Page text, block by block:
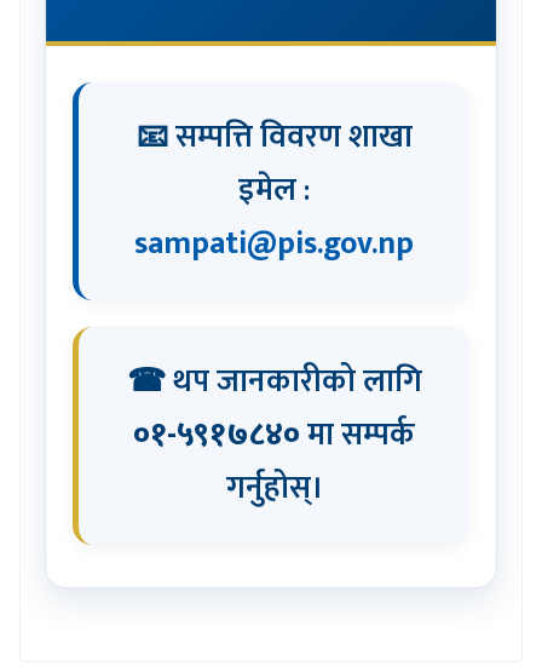
📧 सम्पत्ति विवरण शाखा
इमेल :
sampati@pis.gov.np
☎ थप जानकारीको लागि
०१-५९१७८४०मा सम्पर्क
गर्नुहोस्।